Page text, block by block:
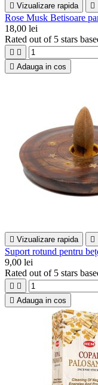
 Vizualizare rapida 
Rose Musk Betisoare
18,00 lei
Rated out of 5 stars
 
 Adauga in cos
 Vizualizare rapida 
Suport rotund pentru
9,00 lei
Rated out of 5 stars
 
 Adauga in cos